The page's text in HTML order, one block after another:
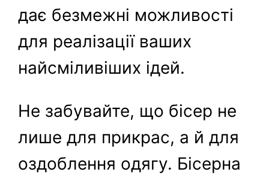
дає безмежні можливості
для реалізації ваших
найсміливіших ідей.
Не забувайте, що бісер не
лише для прикрас, а й для
оздоблення одягу. Бісерна